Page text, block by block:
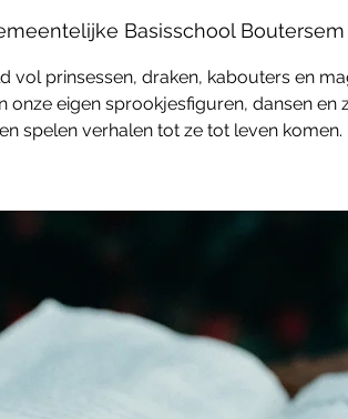
Basisschool Boutersem
vol prinsessen, draken, kabouters en
onze eigen sprookjesfiguren, dansen en
spelen verhalen tot ze tot leven komen.